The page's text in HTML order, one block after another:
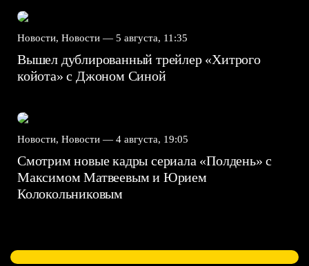
Новости, Новости — 5 августа, 11:35
Вышел дублированный трейлер «Хитрого
койота» с Джоном Синой
Новости, Новости — 4 августа, 19:05
Смотрим новые кадры сериала «Полдень» с
Максимом Матвеевым и Юрием
Колокольниковым